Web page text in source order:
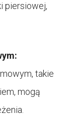
piersiowej,
takie
mogą